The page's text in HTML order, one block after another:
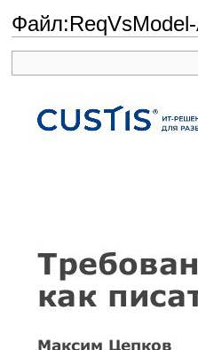
Перейти к:навигация,поиск